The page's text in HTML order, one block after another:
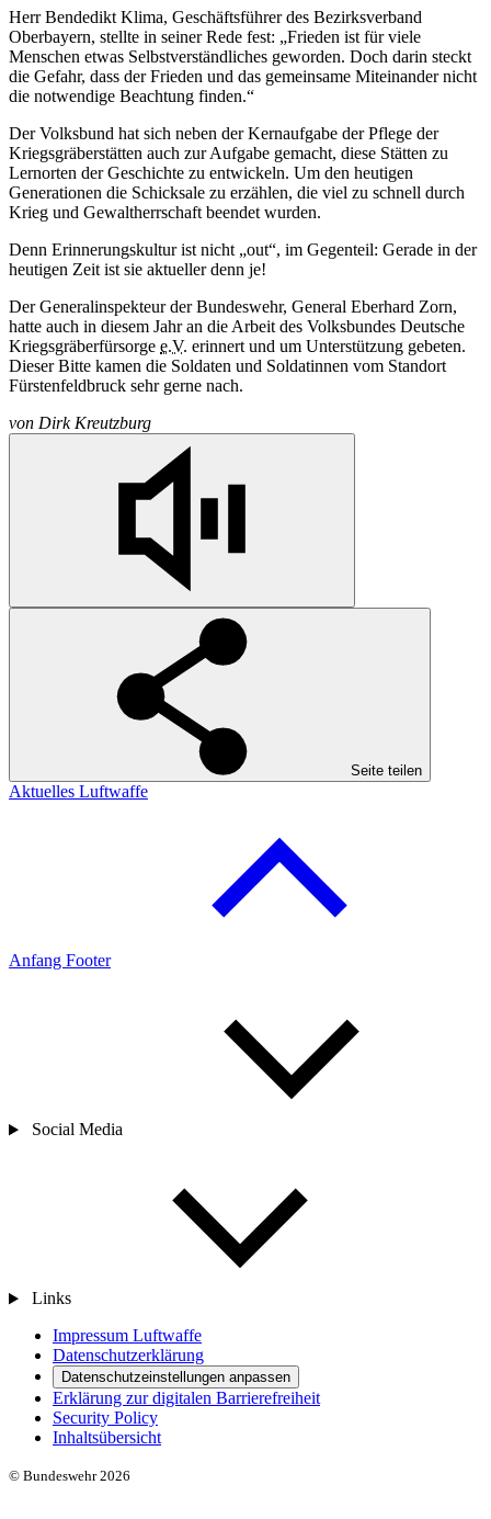
Herr Bendedikt Klima, Geschäftsführer des Bezirksverband
Oberbayern, stellte in seiner Rede fest: „Frieden ist für viele
Menschen etwas Selbstverständliches geworden. Doch darin steckt
die Gefahr, dass der Frieden und das gemeinsame Miteinander nicht
die notwendige Beachtung finden.“
Der Volksbund hat sich neben der Kernaufgabe der Pflege der
Kriegsgräberstätten auch zur Aufgabe gemacht, diese Stätten zu
Lernorten der Geschichte zu entwickeln. Um den heutigen
Generationen die Schicksale zu erzählen, die viel zu schnell durch
Krieg und Gewaltherrschaft beendet wurden.
Denn Erinnerungskultur ist nicht „out“, im Gegenteil: Gerade in der
heutigen Zeit ist sie aktueller denn je!
Der Generalinspekteur der Bundeswehr, General Eberhard Zorn,
hatte auch in diesem Jahr an die Arbeit des Volksbundes Deutsche
Kriegsgräberfürsorge e.V. erinnert und um Unterstützung gebeten.
Dieser Bitte kamen die Soldaten und Soldatinnen vom Standort
Fürstenfeldbruck sehr gerne nach.
von Dirk Kreutzburg
Seite teilen
Aktuelles Luftwaffe
Anfang Footer
Social Media
Links
Impressum Luftwaffe
Datenschutzerklärung
Datenschutzeinstellungen anpassen
Erklärung zur digitalen Barrierefreiheit
Security Policy
Inhaltsübersicht
© Bundeswehr 2026